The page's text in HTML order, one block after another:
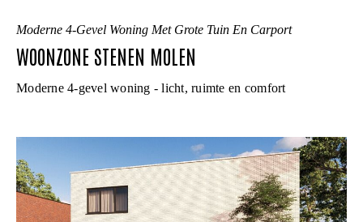
Moderne 4-Gevel Woning Met Grote Tuin En Carport
WOONZONE STENEN MOLEN
Moderne 4-gevel woning - licht, ruimte en comfort